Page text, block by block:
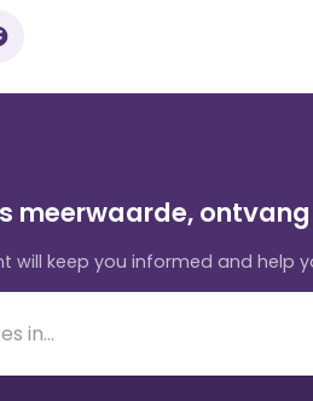
meerwaarde,
will keep you informed and